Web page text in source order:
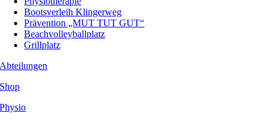
Bootsverleih Klingerweg
Prävention „MUT TUT GUT“
Beachvolleyballplatz
Grillplatz
Abteilungen
Shop
Physio